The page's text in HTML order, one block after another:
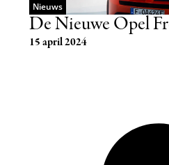
Nieuws
De Nieuwe Opel
15 april 2024